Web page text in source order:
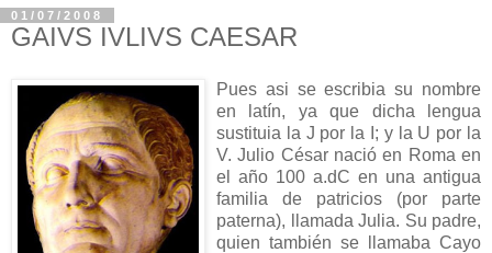
01/07/2008
GAIVS IVLIVS CAESAR
Pues asi se escribia su nombre
en latín, ya que dicha lengua
sustituia la J por la I; y la U por la
V. Julio César nació en Roma en
el año 100 a.dC en una antigua
familia de patricios (por parte
paterna), llamada Julia. Su padre,
quien también se llamaba Cayo